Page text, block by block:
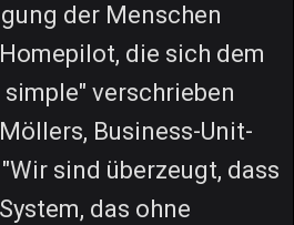
der Menschen
die sich dem
verschrieben
Business-Unit-
sind überzeugt, dass
das ohne